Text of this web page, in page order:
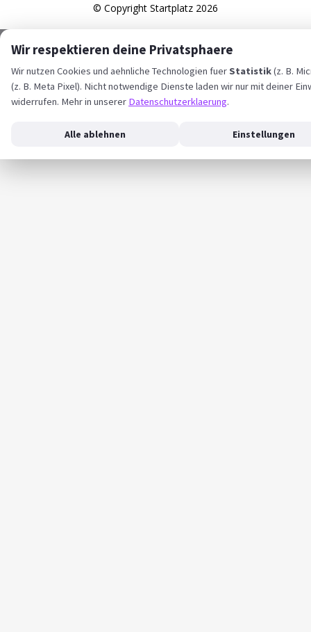
© Copyright Startplatz 2026
Wir respektieren deine Privatsphaere
Wir nutzen Cookies und aehnliche Technologien fuerStatistik(z. B.
(z. B. Meta Pixel). Nicht notwendige Dienste laden wir nur mit deiner
widerrufen. Mehr in unserer Datenschutzerklaerung.
Alle ablehnen Einstellungen